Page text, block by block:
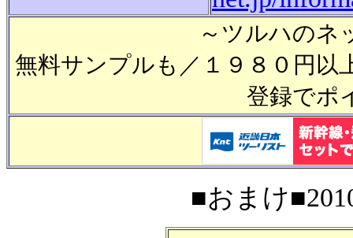
～ツルハのネ
無料サンプルも／１９８０円以
登録でポ
■おまけ